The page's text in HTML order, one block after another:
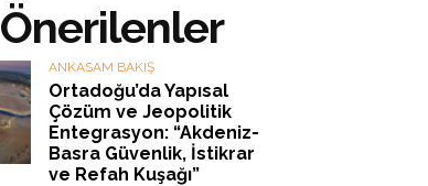
Önerilenler
ANKASAM BAKIŞ
Ortadoğu’da Yapısal
Çözüm ve Jeopolitik
Entegrasyon: “Akdeniz-
Basra Güvenlik, İstikrar
ve Refah Kuşağı”